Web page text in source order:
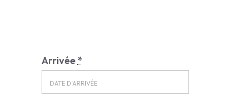
Arrivée*